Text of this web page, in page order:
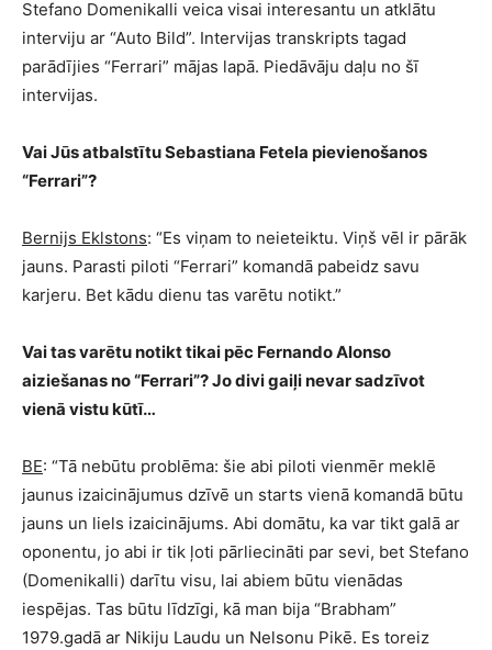
Stefano Domenikalli veica visai interesantu un atklātu
interviju ar “Auto Bild”. Intervijas transkripts tagad
parādījies “Ferrari” mājas lapā. Piedāvāju daļu no šī
intervijas.
Vai Jūs atbalstītu Sebastiana Fetela pievienošanos
“Ferrari”?
Bernijs Eklstons: “Es viņam to neieteiktu. Viņš vēl ir pārāk
jauns. Parasti piloti “Ferrari” komandā pabeidz savu
karjeru. Bet kādu dienu tas varētu notikt.”
Vai tas varētu notikt tikai pēc Fernando Alonso
aiziešanas no “Ferrari”? Jo divi gaiļi nevar sadzīvot
vienā vistu kūtī…
BE: “Tā nebūtu problēma: šie abi piloti vienmēr meklē
jaunus izaicinājumus dzīvē un starts vienā komandā būtu
jauns un liels izaicinājums. Abi domātu, ka var tikt galā ar
oponentu, jo abi ir tik ļoti pārliecināti par sevi, bet Stefano
(Domenikalli) darītu visu, lai abiem būtu vienādas
iespējas. Tas būtu līdzīgi, kā man bija “Brabham”
1979.gadā ar Nikiju Laudu un Nelsonu Pikē. Es toreiz